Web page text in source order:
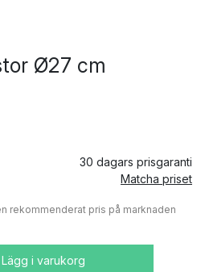
Ø27 cm
30 dagars prisgaranti
Matcha priset
rekommenderat pris på marknaden
Lägg i varukorg